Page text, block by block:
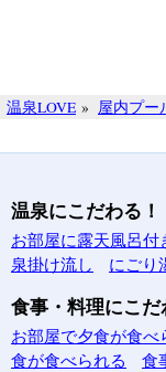
温泉LOVE » 屋内プー
温泉にこだわる！
お部屋に露天風呂付
泉掛け流し
にごり
食事・料理にこだ
お部屋で夕食が食べ
食が食べられる
食